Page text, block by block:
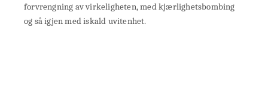
forvrengning av virkeligheten, med kjærlighetsbombing
og så igjen med iskald uvitenhet.